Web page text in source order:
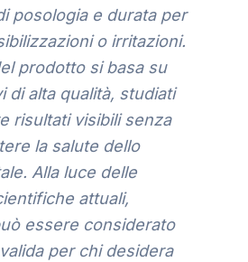
posologia e durata per
o irritazioni.
prodotto si basa su
di alta qualità, studiati
risultati visibili senza
la salute dello
Alla luce delle
attuali,
essere considerato
per chi desidera